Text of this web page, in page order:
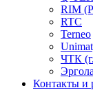
RIM
RTC
Terneo
ЧТК
Контакты и